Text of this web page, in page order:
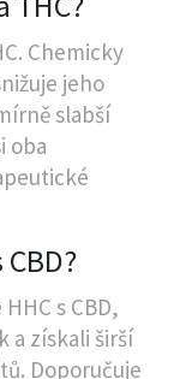
Chemicky
jeho
slabší
oba
s CBD,
a získali širší
Doporučuje